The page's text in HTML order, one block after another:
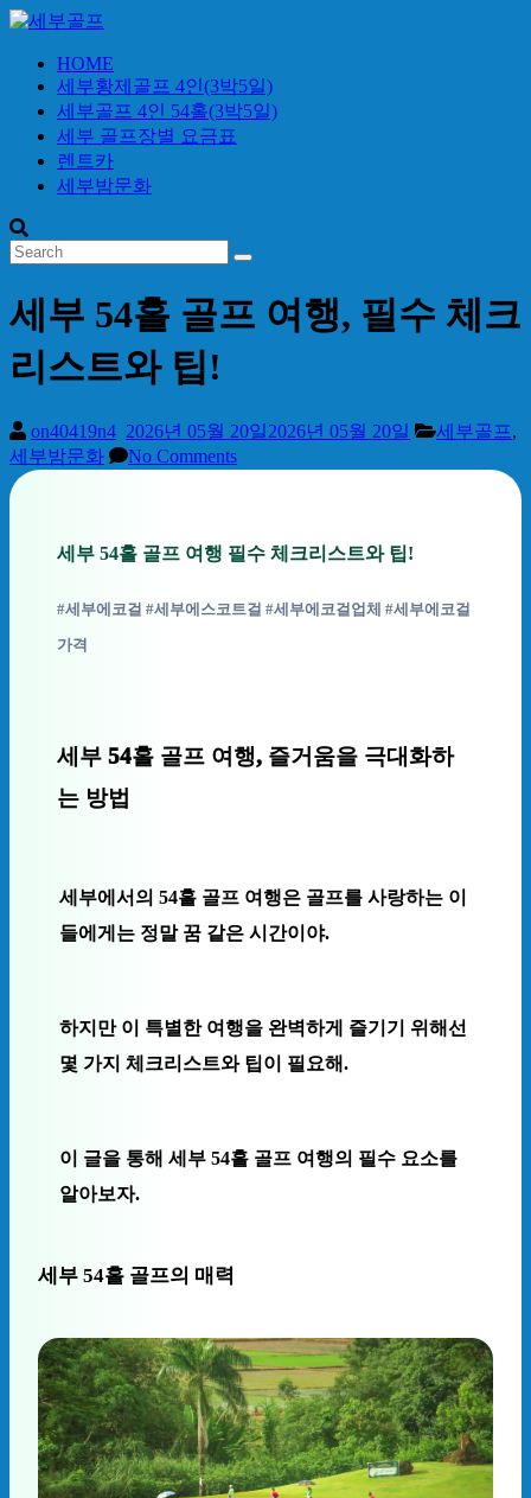
Skip
content
시
간
료
상
담
HOME
세부황제골프 4인(3박5일)
세부골프 4인 54홀(3박5일)
세부 골프장별 요금표
렌트카
세부밤문화
세부 54홀 골프 여행, 필수 체크
리스트와 팁!
on40419n4 2026년 05월 20일2026년 05월 20일 세부골프,
세부밤문화
No Comments
세부 54홀 골프 여행 필수 체크리스트와 팁!
#세부에코걸 #세부에스코트걸 #세부에코걸업체 #세부에코걸
가격
세부 54홀 골프 여행, 즐거움을 극대화하
는 방법
세부에서의 54홀 골프 여행은 골프를 사랑하는 이
들에게는 정말 꿈 같은 시간이야.
하지만 이 특별한 여행을 완벽하게 즐기기 위해선
몇 가지 체크리스트와 팁이 필요해.
이 글을 통해 세부 54홀 골프 여행의 필수 요소를
알아보자.
세부 54홀 골프의 매력